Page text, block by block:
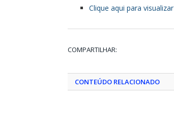
Clique aqui para visualizar
COMPARTILHAR:
CONTEÚDO RELACIONADO